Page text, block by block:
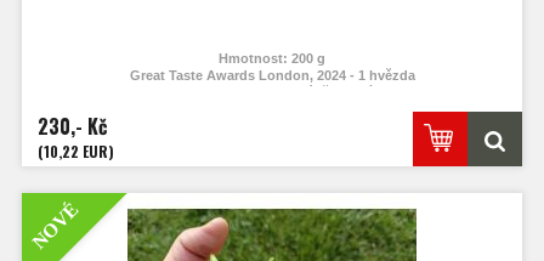
Hmotnost: 200 g
Great Taste Awards London, 2024 - 1 hvězda
230,- Kč
(10,22 EUR)
NOVÉ